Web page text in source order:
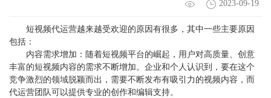
2023-09-19
短视频代运营越来越受欢迎的原因有很多，其中一些主要原因
包括：
内容需求增加：随着短视频平台的崛起，用户对高质量、创意
丰富的短视频内容的需求不断增加。企业和个人认识到，要在这个
竞争激烈的领域脱颖而出，需要不断发布有吸引力的视频内容，而
代运营团队可以提供专业的创作和编辑支持。